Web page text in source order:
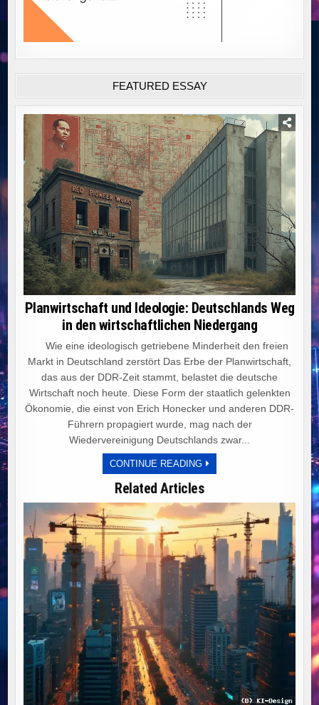
FEATURED ESSAY
Planwirtschaft und Ideologie: Deutschlands Weg
in den wirtschaftlichen Niedergang
Wie eine ideologisch getriebene Minderheit den freien
Markt in Deutschland zerstört Das Erbe der Planwirtschaft,
das aus der DDR-Zeit stammt, belastet die deutsche
Wirtschaft noch heute. Diese Form der staatlich gelenkten
Ökonomie, die einst von Erich Honecker und anderen DDR-
Führern propagiert wurde, mag nach der
Wiedervereinigung Deutschlands zwar...
CONTINUE READINGPLANWIRTSCHAFT
UND
DEUTSCHLANDS
WEG
IN
DEN
WIRTSCHAFTLICHEN
NIEDERGANG
Related Articles